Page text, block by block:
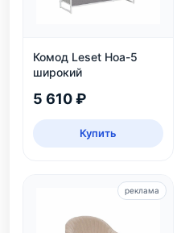
Комод Leset Ноа-5
широкий
5 610 ₽
Купить
реклама